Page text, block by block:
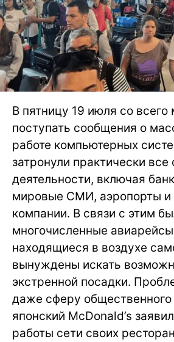
В пятницу 19 июля со всего
поступать сообщения о
работе компьютерных
затронули практически
деятельности, включая
мировые СМИ, аэропорты и
компании. В связи с этим
многочисленные
находящиеся в воздухе
вынуждены искать
экстренной посадки.
даже сферу
японский McDonald’s
работы сети своих